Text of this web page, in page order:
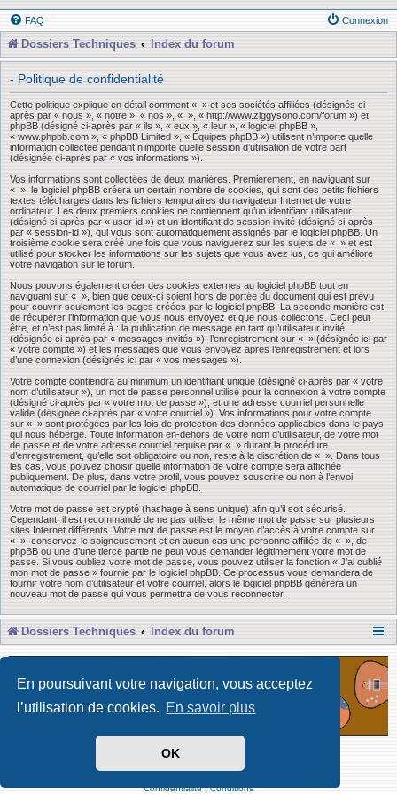
En poursuivant votre navigation, vous acceptez
l’utilisation de cookies. En savoir plus
OK
FAQ Connexion
Dossiers Techniques Index du forum
- Politique de confidentialité
Cette politique explique en détail comment « » et ses sociétés affiliées (désignés ci-
après par « nous », « notre », « nos », « », « http://www.ziggysono.com/forum ») et
phpBB (désigné ci-après par « ils », « eux », « leur », « logiciel phpBB »,
« www.phpbb.com », « phpBB Limited », « Équipes phpBB ») utilisent n’importe quelle
information collectée pendant n’importe quelle session d’utilisation de votre part
(désignée ci-après par « vos informations »).
Vos informations sont collectées de deux manières. Premièrement, en naviguant sur
« », le logiciel phpBB créera un certain nombre de cookies, qui sont des petits fichiers
textes téléchargés dans les fichiers temporaires du navigateur Internet de votre
ordinateur. Les deux premiers cookies ne contiennent qu’un identifiant utilisateur
(désigné ci-après par « user-id ») et un identifiant de session invité (désigné ci-après
par « session-id »), qui vous sont automatiquement assignés par le logiciel phpBB. Un
troisième cookie sera créé une fois que vous naviguerez sur les sujets de « » et est
utilisé pour stocker les informations sur les sujets que vous avez lus, ce qui améliore
votre navigation sur le forum.
Nous pouvons également créer des cookies externes au logiciel phpBB tout en
naviguant sur « », bien que ceux-ci soient hors de portée du document qui est prévu
pour couvrir seulement les pages créées par le logiciel phpBB. La seconde manière est
de récupérer l’information que vous nous envoyez et que nous collectons. Ceci peut
être, et n’est pas limité à : la publication de message en tant qu’utilisateur invité
(désignée ci-après par « messages invités »), l’enregistrement sur « » (désignée ici par
« votre compte ») et les messages que vous envoyez après l’enregistrement et lors
d’une connexion (désignés ici par « vos messages »).
Votre compte contiendra au minimum un identifiant unique (désigné ci-après par « votre
nom d’utilisateur »), un mot de passe personnel utilisé pour la connexion à votre compte
(désigné ci-après par « votre mot de passe »), et une adresse courriel personnelle
valide (désignée ci-après par « votre courriel »). Vos informations pour votre compte
sur « » sont protégées par les lois de protection des données applicables dans le pays
qui nous héberge. Toute information en-dehors de votre nom d’utilisateur, de votre mot
de passe et de votre adresse courriel requise par « » durant la procédure
d’enregistrement, qu’elle soit obligatoire ou non, reste à la discrétion de « ». Dans tous
les cas, vous pouvez choisir quelle information de votre compte sera affichée
publiquement. De plus, dans votre profil, vous pouvez souscrire ou non à l’envoi
automatique de courriel par le logiciel phpBB.
Votre mot de passe est crypté (hashage à sens unique) afin qu’il soit sécurisé.
Cependant, il est recommandé de ne pas utiliser le même mot de passe sur plusieurs
sites Internet différents. Votre mot de passe est le moyen d’accès à votre compte sur
« », conservez-le soigneusement et en aucun cas une personne affiliée de « », de
phpBB ou une d’une tierce partie ne peut vous demander légitimement votre mot de
passe. Si vous oubliez votre mot de passe, vous pouvez utiliser la fonction « J’ai oublié
mon mot de passe » fournie par le logiciel phpBB. Ce processus vous demandera de
fournir votre nom d’utilisateur et votre courriel, alors le logiciel phpBB générera un
nouveau mot de passe qui vous permettra de vous reconnecter.
Dossiers Techniques Index du forum
Développé par Forum Software © phpBB Limited
Traduit par phpBB-fr
Confidentialité|Conditions